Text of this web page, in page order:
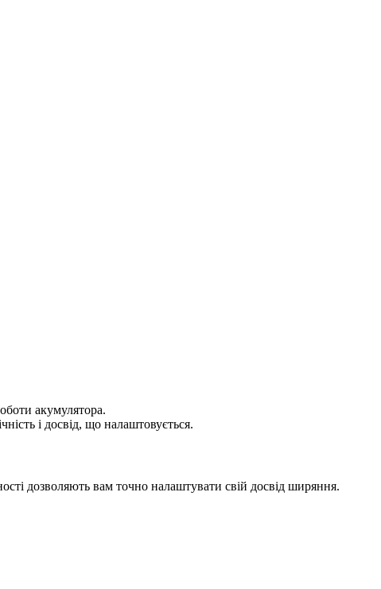
акумулятора.
і досвід, що налаштовується.
дозволяють вам точно налаштувати свій досвід ширяння.